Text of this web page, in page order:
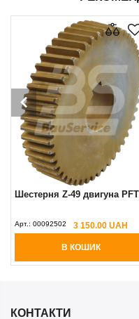
Шестерня Z-49 двигуна PFT
Арт.: 00092502 3 150.00 UAH
В КОШИК
КОНТАКТИ